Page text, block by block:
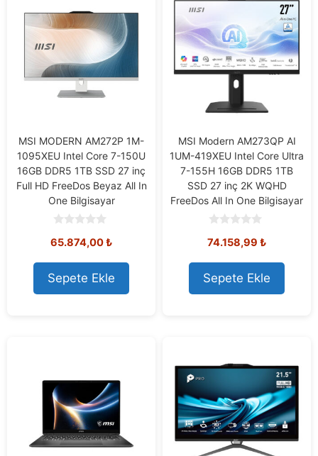
MSI MODERN AM272P 1M-
1095XEU Intel Core 7-150U
16GB DDR5 1TB SSD 27 inç
Full HD FreeDos Beyaz All In
One Bilgisayar
o
t
o
f
5
65.874,00₺
Sepete Ekle
MSI Modern AM273QP AI
1UM-419XEU Intel Core Ultra
7-155H 16GB DDR5 1TB
SSD 27 inç 2K WQHD
FreeDos All In One Bilgisayar
o
t
o
f
5
74.158,99 ₺
Sepete Ekle